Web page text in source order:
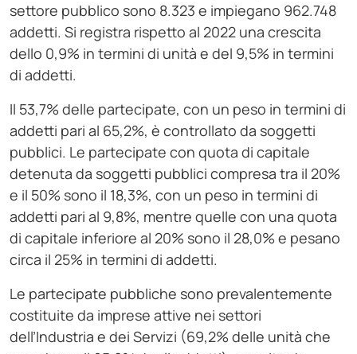
settore pubblico sono 8.323 e impiegano 962.748
addetti. Si registra rispetto al 2022 una crescita
dello 0,9% in termini di unità e del 9,5% in termini
di addetti.
Il 53,7% delle partecipate, con un peso in termini di
addetti pari al 65,2%, è controllato da soggetti
pubblici. Le partecipate con quota di capitale
detenuta da soggetti pubblici compresa tra il 20%
e il 50% sono il 18,3%, con un peso in termini di
addetti pari al 9,8%, mentre quelle con una quota
di capitale inferiore al 20% sono il 28,0% e pesano
circa il 25% in termini di addetti.
Le partecipate pubbliche sono prevalentemente
costituite da imprese attive nei settori
dell’Industria e dei Servizi (69,2% delle unità che